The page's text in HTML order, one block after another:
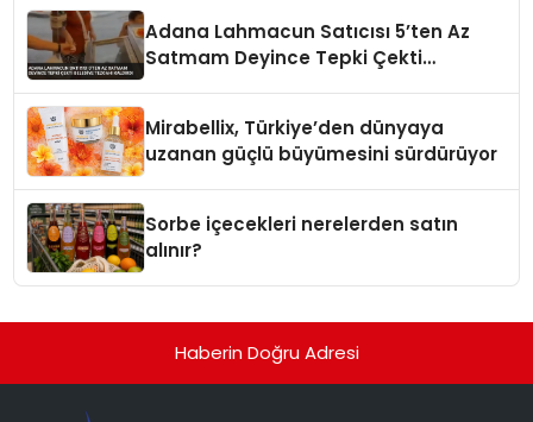
Adana Lahmacun Satıcısı 5’ten Az
Satmam Deyince Tepki Çekti
Mirabellix, Türkiye’den dünyaya
uzanan güçlü büyümesini sürdürüyor
Sorbe içecekleri nerelerden satın
alınır?
Haberin Doğru Adresi